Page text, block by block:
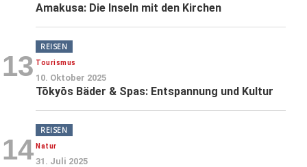
Amakusa: Die Inseln mit den Kirchen
13
REISEN
Tourismus
10. Oktober 2025
Tōkyōs Bäder & Spas: Entspannung und Kultur
14
REISEN
Natur
31. Juli 2025